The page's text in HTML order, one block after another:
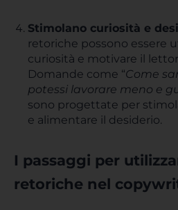
Stimolano curiosità e
retoriche possono essere
curiosità e motivare il
Domande come “Come
potessi lavorare meno e
sono progettate per
e alimentare il desiderio.
I passaggi per
retoriche nel